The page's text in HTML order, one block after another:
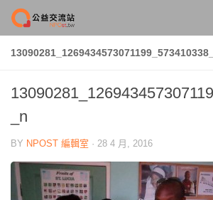
Skip to content
_n
BY NPOST 編輯室 · 28 4 月, 2016